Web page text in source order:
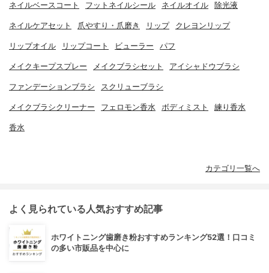
ネイルベースコート フットネイルシール ネイルオイル 除光液
ネイルケアセット 爪やすり・爪磨き リップ クレヨンリップ
リップオイル リップコート ビューラー パフ
メイクキープスプレー メイクブラシセット アイシャドウブラシ
ファンデーションブラシ スクリューブラシ
メイクブラシクリーナー フェロモン香水 ボディミスト 練り香水
香水
カテゴリ一覧へ
よく見られている人気おすすめ記事
ホワイトニング歯磨き粉おすすめランキング52選！口コミ
の多い市販品を中心に